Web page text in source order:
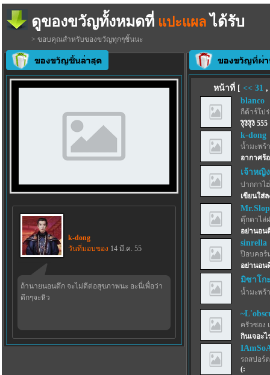
ดูของขวัญทั้งหมดที่ แปะแผล ได้รับ
> ขอบคุณสำหรับของขวัญทุกๆชิ้นนะ
k-dong
วันที่มอบของ 14 มี.ค. 55
ถ้านายนอนดึก จะไม่ดีต่อสุขภาพนะ อะนี่เพื่อว่า
ดึกๆจะหิว
หน้าที่ [ << 31 ,
blanco
กีต้าร์โป
งุิงิงุิงิ 555
k-dong
น้ำมะพร้
อากาศร้
เจ้าหญิ
ปากกาไ
เขียนใส่
ตุ๊กตาไล่
อย่านอน
sinrella
ป๊อบคอร์
อย่านอน
มิซาโก
น้ำมะพร้
ครัวซอง
กินเจอะ
รถสปอร์
(: